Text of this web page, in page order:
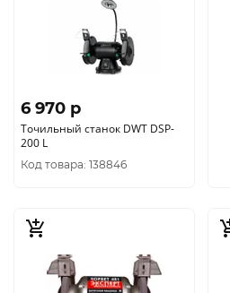
6 970 p
Точильный станок DWT DSP-
200 L
Код товара: 138846